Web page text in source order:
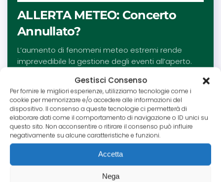
Gestisci Consenso
Per fornire le migliori esperienze, utilizziamo tecnologie come i
cookie per memorizzare e/o accedere alle informazioni del
dispositivo. Il consenso a queste tecnologie ci permetterà di
elaborare dati come il comportamento di navigazione o ID unici su
questo sito. Non acconsentire o ritirare il consenso può influire
negativamente su alcune caratteristiche e funzioni.
Accetta
Nega
ALLERTA METEO: Concerto
Annullato?
L’aumento di fenomeni meteo estremi rende
imprevedibile la gestione degli eventi all’aperto.
oggettiva e la polizza parametrica: una soluzione
innovativa che rimborsa automaticamente se
cadono specifici millimetri di pioggia durante la tua
manifestazione.
Leggi tutto